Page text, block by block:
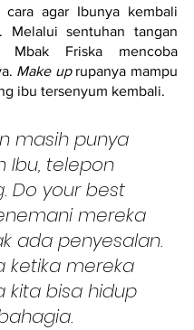
cara agar Ibunya kembali
Melalui sentuhan tangan
Mbak Friska mencoba
Make up rupanya mampu
ibu tersenyum kembali.
masih punya
Ibu, telepon
Do your best
mereka
ada penyesalan.
ketika mereka
kita bisa hidup